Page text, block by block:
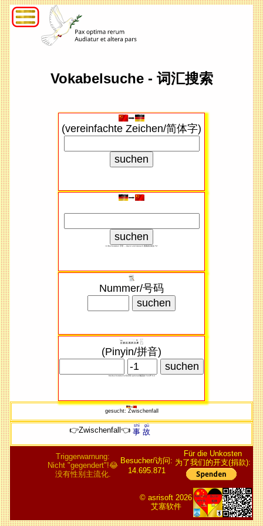
Vokabelsuche - 词汇搜索
(vereinfachte Zeichen/简体字)
<4 Buchstaben 字母 → davor und danach 搜索​条目前后 "%"
Nummer/号码
(Pinyin/拼音)
Kleibuchstaben/小写​字母 optional/随意​的 Ton/声 0-4
gesucht: Zwischenfall
👉Zwischenfall👈 事
shì
故
gù
Triggerwarnung:
Nicht "gegendert"!😂
没有性别主流化.
Besucher/访问:
14.695.871
Für die Unkosten
为了我们的开支(捐款):
© asrisoft 2026
艾塞软件